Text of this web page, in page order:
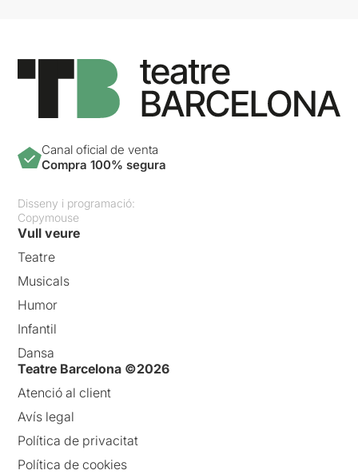
Canal oficial de venta
Compra 100% segura
Disseny i programació:
Copymouse
Vull veure
Teatre
Musicals
Humor
Infantil
Dansa
Teatre Barcelona ©2026
Atenció al client
Avís legal
Política de privacitat
Política de cookies